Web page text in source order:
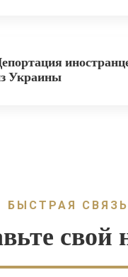
Украины
БЫСТРАЯ СВЯЗЬ
свой